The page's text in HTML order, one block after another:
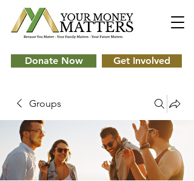
Donate Now Get Involved
Groups